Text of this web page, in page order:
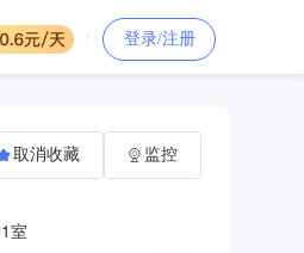
登录/注册
室
取消收藏 监控